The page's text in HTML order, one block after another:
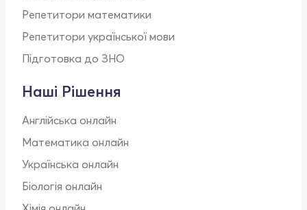
Репетитори математики
Репетитори української мови
Підготовка до ЗНО
Наші Рішення
Англійська онлайн
Математика онлайн
Українська онлайн
Біологія онлайн